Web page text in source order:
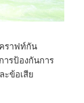
ราฟท์กัน
รป้องกันการ
ข้อเสีย